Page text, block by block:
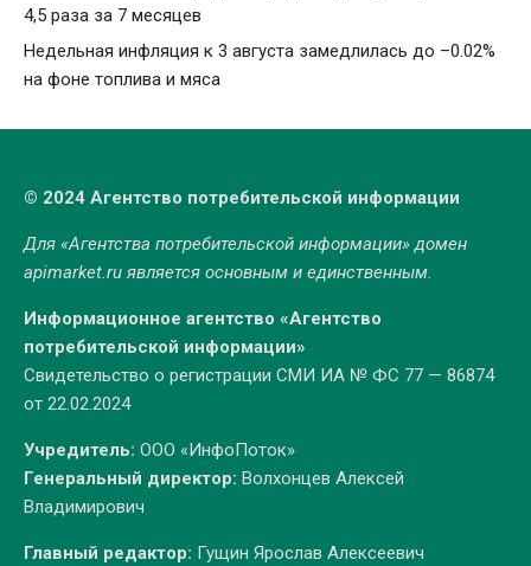
4,5 раза за 7 месяцев
Недельная инфляция к 3 августа замедлилась до –0.02%
на фоне топлива и мяса
© 2024 Агентство потребительской информации
Для «Агентства потребительской информации» домен
apimarket.ruявляется основным и единственным.
Информационное агентство «Агентство
потребительской информации»
Свидетельство о регистрации СМИ ИА № ФС 77 — 86874
от 22.02.2024
Учредитель: ООО «ИнфоПоток»
Генеральный директор: Волхонцев Алексей
Владимирович
Главный редактор: Гущин Ярослав Алексеевич